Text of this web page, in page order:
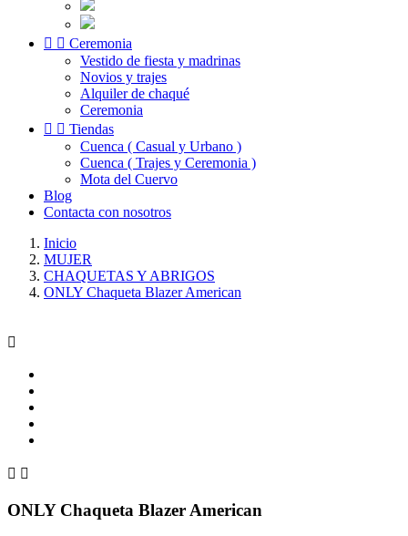
  Ceremonia
Vestido de fiesta y madrinas
Novios y trajes
Alquiler de chaqué
Ceremonia
  Tiendas
Cuenca ( Casual y Urbano )
Cuenca ( Trajes y Ceremonia )
Mota del Cuervo
Blog
Contacta con nosotros
Inicio
MUJER
CHAQUETAS Y ABRIGOS
ONLY Chaqueta Blazer American

 
ONLY Chaqueta Blazer American